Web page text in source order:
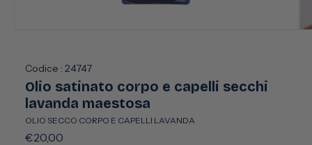
finestra
modale
Codice : 24747
Olio satinato corpo e capelli secchi
lavanda maestosa
OLIO SECCO CORPO E CAPELLI LAVANDA
Prezzo
€20,00